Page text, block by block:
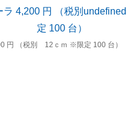
円 （税別 12ｃｍ ※限定 100 台）